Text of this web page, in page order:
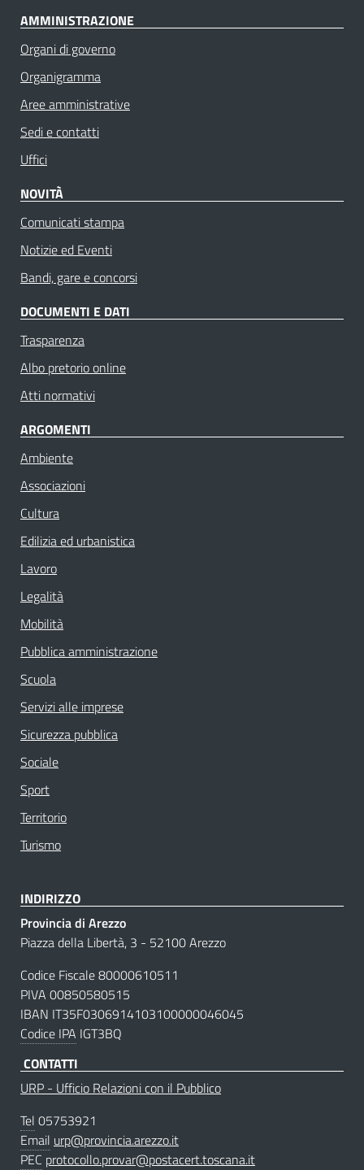
AMMINISTRAZIONE
Organi di governo
Organigramma
Aree amministrative
Sedi e contatti
Uffici
NOVITÀ
Comunicati stampa
Notizie ed Eventi
Bandi, gare e concorsi
DOCUMENTI E DATI
Trasparenza
Albo pretorio online
Atti normativi
ARGOMENTI
Ambiente
Associazioni
Cultura
Edilizia ed urbanistica
Lavoro
Legalità
Mobilità
Pubblica amministrazione
Scuola
Servizi alle imprese
Sicurezza pubblica
Sociale
Sport
Territorio
Turismo
INDIRIZZO
Provincia di Arezzo
Piazza della Libertà, 3 - 52100 Arezzo
Codice Fiscale 80000610511
PIVA 00850580515
IBAN IT35F0306914103100000046045
Codice IPA IGT3BQ
CONTATTI
URP - Ufficio Relazioni con il Pubblico
Tel 05753921
Email urp@provincia.arezzo.it
PEC protocollo.provar@postacert.toscana.it